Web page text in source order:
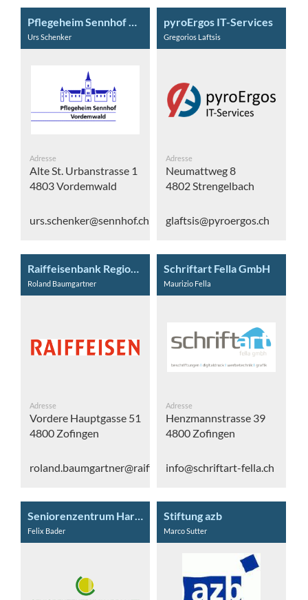
Urs Schenker
Adresse
Alte St. Urbanstrasse 1
4803 Vordemwald
urs.schenker@sennhof.ch
pyroErgos IT-Services
Gregorios Laftsis
Adresse
Neumattweg 8
4802 Strengelbach
glaftsis@pyroergos.ch
Raiffeisenbank Region Zofingen Genossenschaft
Roland Baumgartner
Adresse
Vordere Hauptgasse 51
4800 Zofingen
roland.baumgartner@raiffeisen.ch
Schriftart Fella GmbH
Maurizio Fella
Adresse
Henzmannstrasse 39
4800 Zofingen
info@schriftart-fella.ch
Felix Bader
Stiftung azb
Marco Sutter